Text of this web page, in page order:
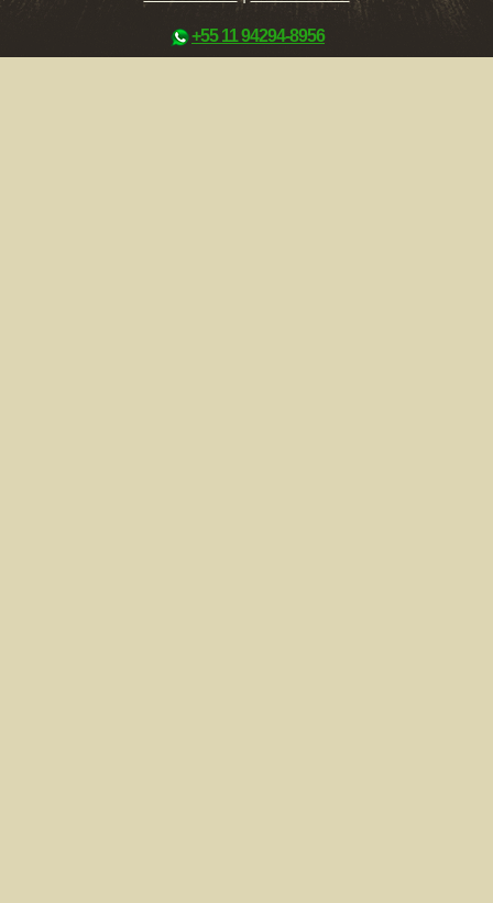
+55 11 94294-8956